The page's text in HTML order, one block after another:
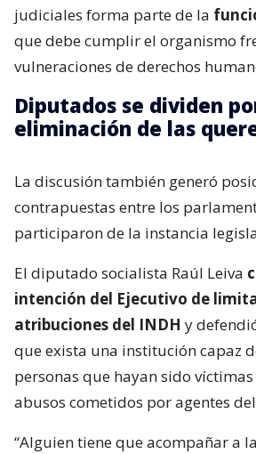
judiciales forma parte de la
que debe cumplir el organismo
vulneraciones de derechos
Diputados se dividen
eliminación de las
La discusión también generó
contrapuestas entre los
participaron de la instancia
El diputado socialista Raúl Leiva
intención del Ejecutivo de
atribuciones del INDH y
que exista una institución capaz
personas que hayan sido
abusos cometidos por agentes
“Alguien tiene que acompañar a